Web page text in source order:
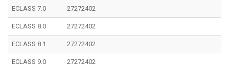
ECLASS 7.0 27272402
ECLASS 8.0 27272402
ECLASS 8.1 27272402
ECLASS 9.0 27272402